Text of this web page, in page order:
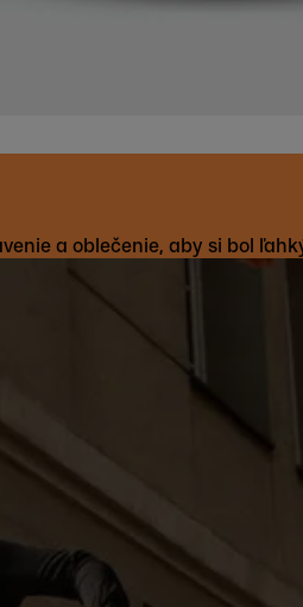
a oblečenie, aby si bol